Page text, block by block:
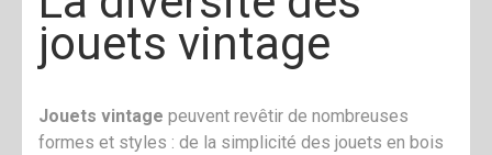
jouets vintage
Jouets vintage peuvent revêtir de nombreuses
formes et styles : de la simplicité des jouets en bois